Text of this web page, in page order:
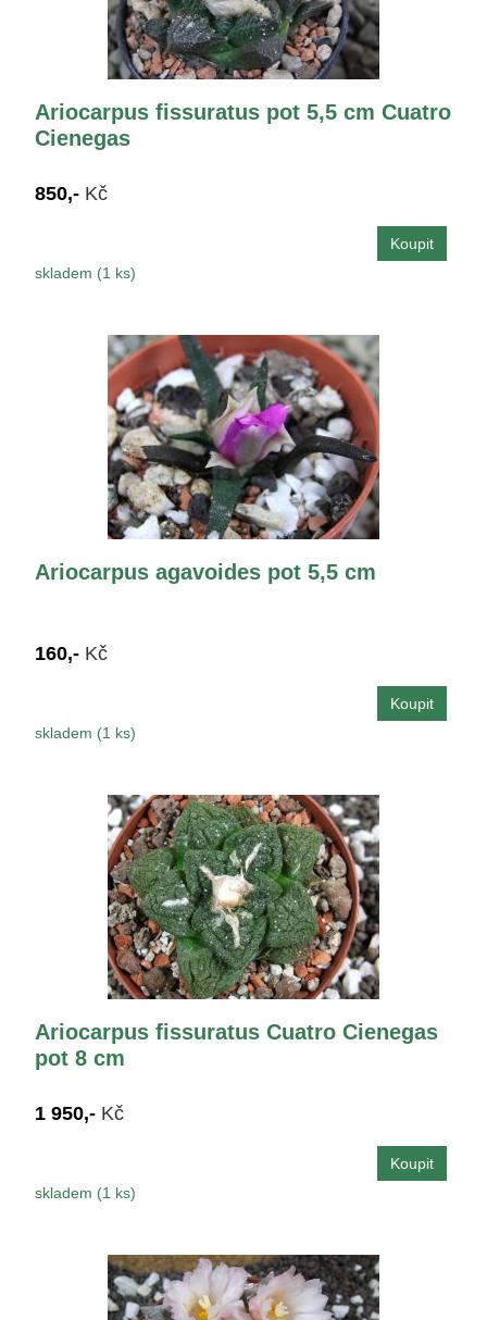
Ariocarpus fissuratus pot 5,5 cm Cuatro
Cienegas
850,- Kč
skladem (1 ks)
Ariocarpus agavoides pot 5,5 cm
160,- Kč
skladem (1 ks)
Ariocarpus fissuratus Cuatro Cienegas
pot 8 cm
1 950,- Kč
skladem (1 ks)